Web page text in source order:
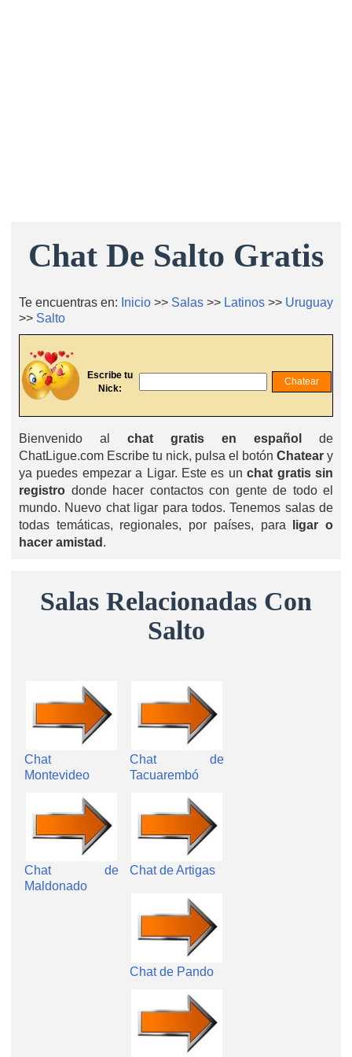
Chat De Salto Gratis
Te encuentras en: Inicio >> Salas >> Latinos >> Uruguay
>> Salto
Escribe tu
Nick:
Bienvenido al chat gratis en español
de
ChatLigue.com Escribe tu nick, pulsa el botón Chatear y
ya puedes empezar a Ligar. Este es unchat gratis sin
registro donde hacer contactos con gente de todo el
mundo. Nuevo chat ligar para todos. Tenemos salas de
todas temáticas, regionales, por países, para
ligar o
hacer amistad .
Salas Relacionadas Con
Salto
Chat
Montevideo
Chat de
Maldonado
Chat de
Tacuarembó
Chat de Artigas
Chat de Pando